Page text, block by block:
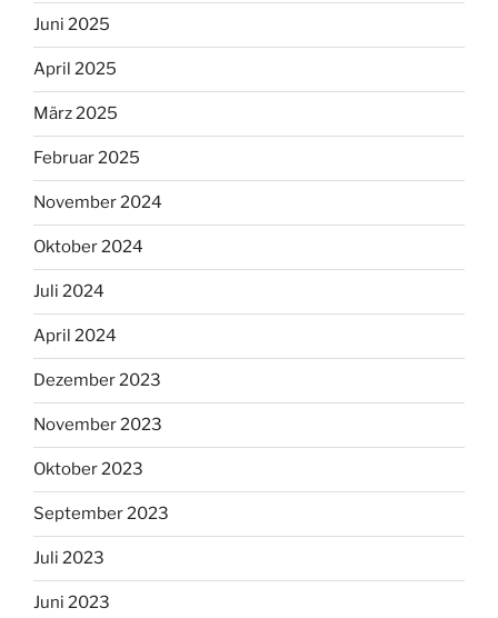
Juni 2025
April 2025
März 2025
Februar 2025
November 2024
Oktober 2024
Juli 2024
April 2024
Dezember 2023
November 2023
Oktober 2023
September 2023
Juli 2023
Juni 2023